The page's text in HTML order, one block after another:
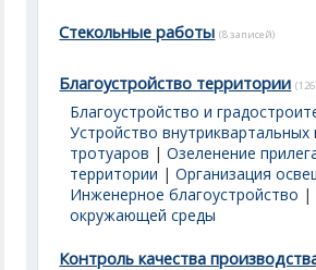
Стекольные работы (8 записей)
Благоустройство территории
Благоустройство и
Устройство внутриквартальных
тротуаров |Озеленение
территории |Организация
Инженерное благоустройство |
окружающей среды
Контроль качества